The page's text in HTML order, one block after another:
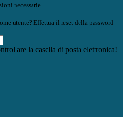
necessarie.
utente? Effettua il reset della password
la casella di posta elettronica!